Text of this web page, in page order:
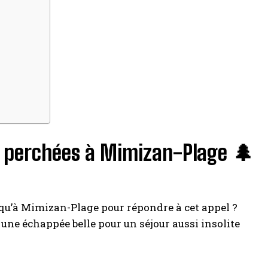
à Mimizan-Plage 🌲
Mimizan-Plage pour répondre à cet appel ?
échappée belle pour un séjour aussi insolite